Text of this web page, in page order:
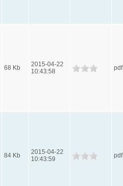
68 Kb
2015-04-22
10:43:58
pdf
84 Kb
2015-04-22
10:43:59
pdf